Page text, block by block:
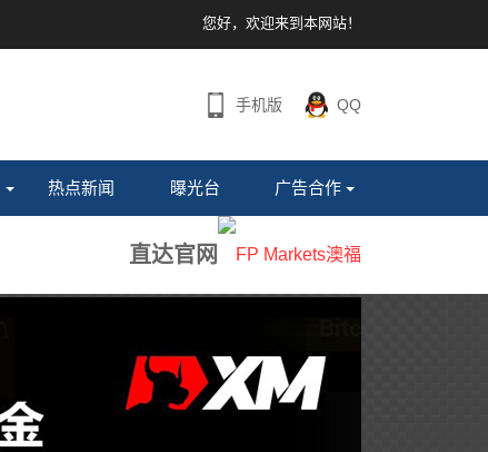
您好，欢迎来到本网站！
手机版 QQ
热点新闻 曝光台 广告合作
直达官网